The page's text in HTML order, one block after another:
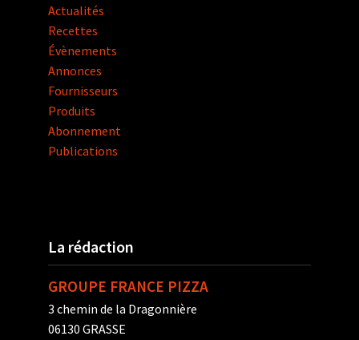
Actualités
Recettes
Évènements
Annonces
Fournisseurs
Produits
Abonnement
Publications
La rédaction
GROUPE FRANCE PIZZA
3 chemin de la Dragonnière
06130 GRASSE